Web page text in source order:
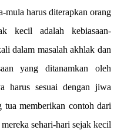
mula harus diterapkan orang
kecil adalah kebiasaan-
dalam masalah akhlak dan
yang ditanamkan oleh
harus sesuai dengan jiwa
tua memberikan contoh dari
sehari-hari sejak kecil